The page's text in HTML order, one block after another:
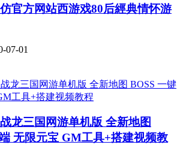
官方网站西游戏80后經典情怀游
07-01
龙三国网游单机版 全新地图
无限元宝 GM工具+搭建视频教